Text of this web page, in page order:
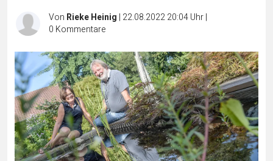
Von Rieke Heinig | 22.08.2022 20:04 Uhr|
0 Kommentare